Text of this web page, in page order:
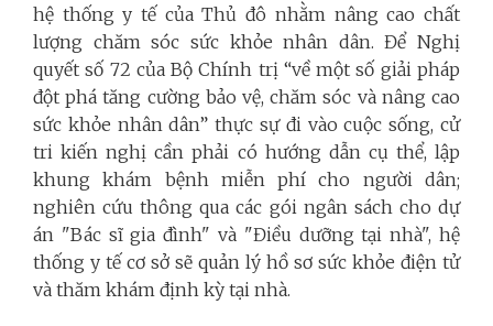
hệ thống y tế của Thủ đô nhằm nâng cao chất
lượng chăm sóc sức khỏe nhân dân. Để Nghị
quyết số 72 của Bộ Chính trị “về một số giải pháp
đột phá tăng cường bảo vệ, chăm sóc và nâng cao
sức khỏe nhân dân” thực sự đi vào cuộc sống, cử
tri kiến nghị cần phải có hướng dẫn cụ thể, lập
khung khám bệnh miễn phí cho người dân;
nghiên cứu thông qua các gói ngân sách cho dự
án "Bác sĩ gia đình" và "Điều dưỡng tại nhà", hệ
thống y tế cơ sở sẽ quản lý hồ sơ sức khỏe điện tử
và thăm khám định kỳ tại nhà.